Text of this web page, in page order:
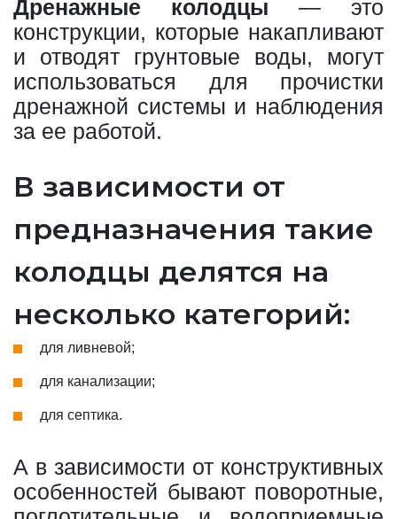
Дренажные колодцы — это
конструкции, которые накапливают
и отводят грунтовые воды, могут
использоваться для прочистки
дренажной системы и наблюдения
за ее работой.
В зависимости от
предназначения такие
колодцы делятся на
несколько категорий:
для ливневой;
для канализации;
для септика.
А в зависимости от конструктивных
особенностей бывают поворотные,